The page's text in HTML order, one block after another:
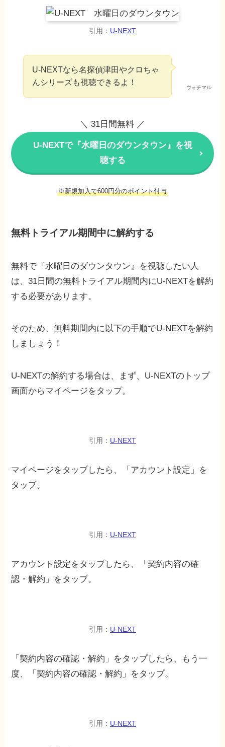
引用： U-NEXT
ウォチマル
U-NEXTなら名探偵津田やクロちゃ
んシリーズも視聴できるよ！
＼ 31日間無料 ／
U-NEXTで『水曜日のダウンタウン』を視
聴する
※新規加入で600円分のポイント付与
無料トライアル期間中に解約する
無料で『水曜日のダウンタウン』を視聴したい人
は、31日間の無料トライアル期間内にU-NEXTを解約
する必要があります。
そのため、無料期間内に以下の手順でU-NEXTを解約
しましょう！
U-NEXTの解約する場合は、まず、U-NEXTのトップ
画面からマイページをタップ。
引用： U-NEXT
マイページをタップしたら、「アカウント設定」を
タップ。
引用： U-NEXT
アカウント設定をタップしたら、「契約内容の確
認・解約」をタップ。
引用： U-NEXT
「契約内容の確認・解約」をタップしたら、もう一
度、「契約内容の確認・解約」をタップ。
引用： U-NEXT